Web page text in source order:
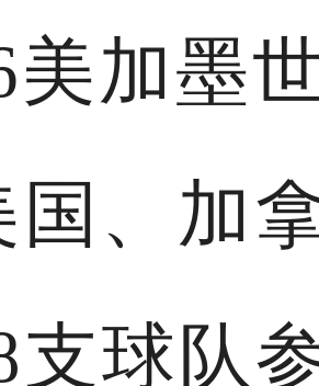
美加墨
国、加
支球队